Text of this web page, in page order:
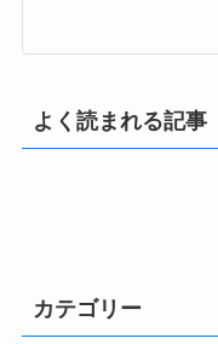
よく読まれる記事
カテゴリー